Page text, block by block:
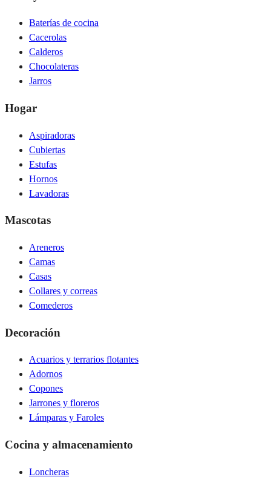
Baterías de cocina
Cacerolas
Calderos
Chocolateras
Jarros
Hogar
Aspiradoras
Cubiertas
Estufas
Hornos
Lavadoras
Mascotas
Areneros
Camas
Casas
Collares y correas
Comederos
Decoración
Acuarios y terrarios flotantes
Adornos
Copones
Jarrones y floreros
Lámparas y Faroles
Cocina y almacenamiento
Loncheras